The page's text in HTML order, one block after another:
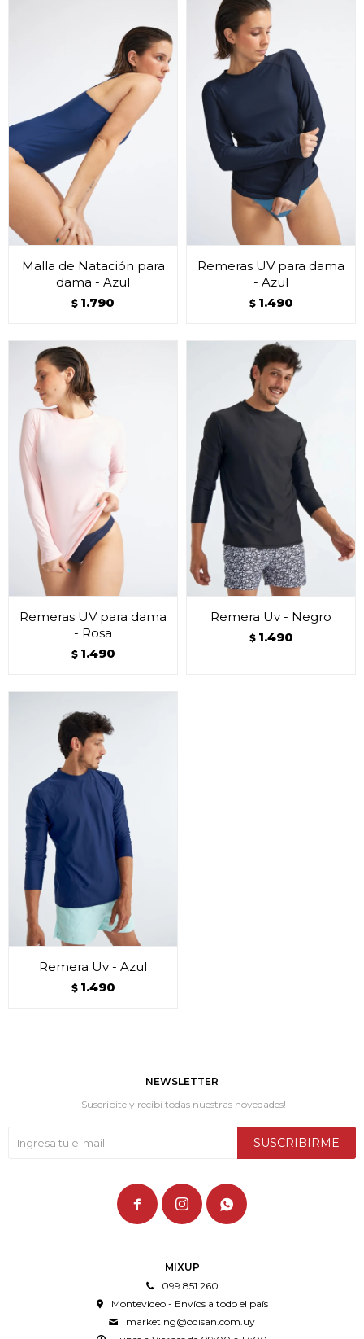
Malla de Natación para
dama - Azul
$ 1.790
Remeras UV para dama
- Azul
$ 1.490
Remeras UV para dama
- Rosa
$ 1.490
Remera Uv - Negro
$ 1.490
Remera Uv - Azul
$ 1.490
MIXUP
099 851 260
Montevideo - Envíos a todo el país
marketing@odisan.com.uy
NEWSLETTER
¡Suscribite y recibí todas nuestras novedades!
SUSCRIBIRME
  